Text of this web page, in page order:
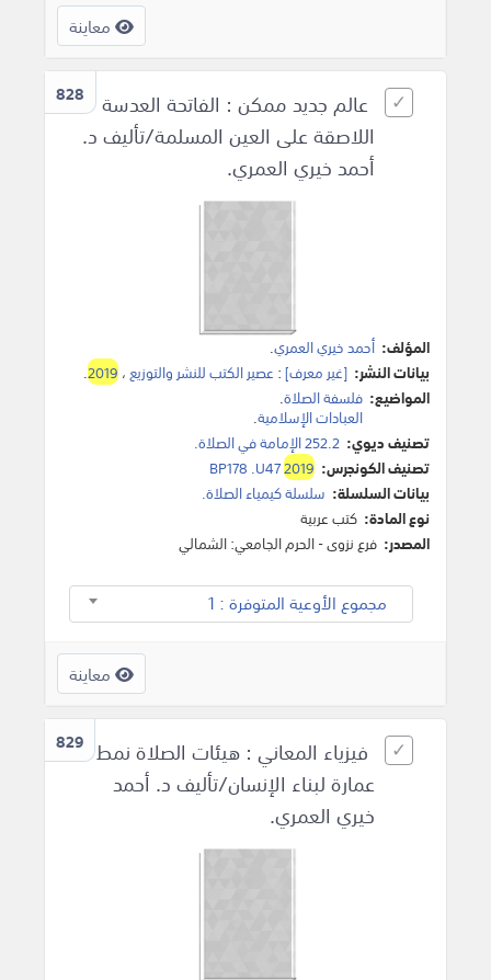
معاينة
828
عالم جديد ممكن : الفاتحة العدسة
اللاصقة على العين المسلمة/تأليف د.
أحمد خيري العمري.
المؤلف: أحمد خيري العمري.
بيانات النشر: [غير معرف]: عصير الكتب للنشر والتوزيع،2019
.
المواضيع: فلسفة الصلاة.
العبادات الإسلامية.
تصنيف ديوي: 252.2 الإمامة في الصلاة.
تصنيف الكونجرس:
BP178 .U472019
بيانات السلسلة: سلسلة كيمياء الصلاة.
نوع المادة: كتب عربية
المصدر: فرع نزوى - الحرم الجامعي: الشمالي
مجموع الأوعية المتوفرة : 1
معاينة
829 فيزياء المعاني : هيئات الصلاة نمط
عمارة لبناء الإنسان/تأليف د. أحمد
خيري العمري.